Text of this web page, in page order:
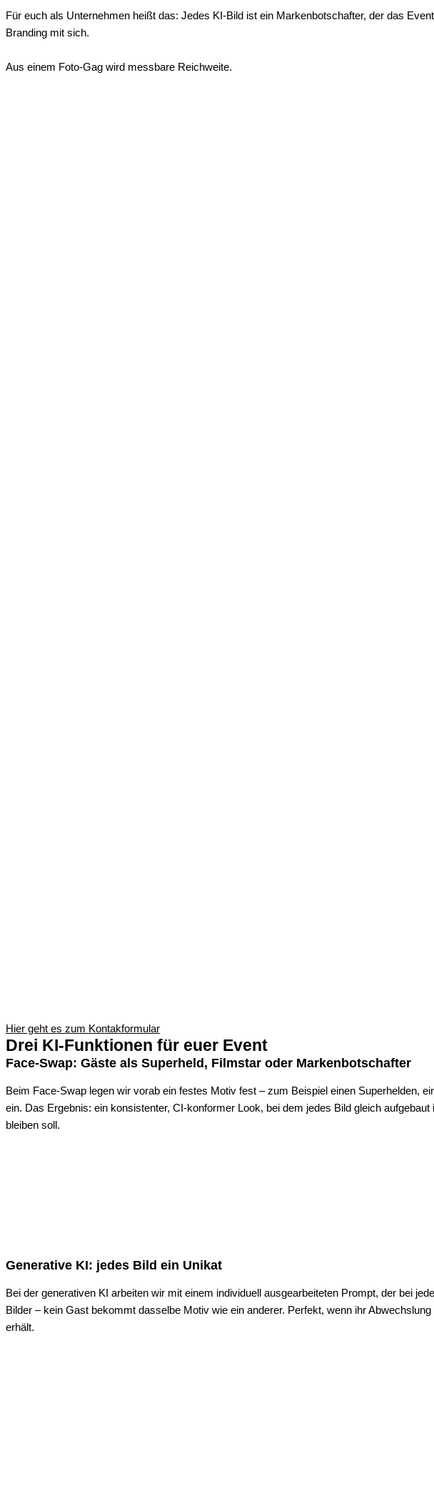
Für euch als Unternehmen heißt das: Jedes KI-Bild ist ein Markenbotschafter, der das
Branding mit sich.
Aus einem Foto-Gag wird messbare Reichweite.
Hier geht es zum Kontakformular
Drei KI-Funktionen für euer Event
Face-Swap: Gäste als Superheld, Filmstar oder Markenbotschafter
Beim Face-Swap legen wir vorab ein festes Motiv fest – zum Beispiel einen Superhelden,
ein. Das Ergebnis: ein konsistenter, CI-konformer Look, bei dem jedes Bild gleich
bleiben soll.
Generative KI: jedes Bild ein Unikat
Bei der generativen KI arbeiten wir mit einem individuell ausgearbeiteten Prompt, der bei
Bilder – kein Gast bekommt dasselbe Motiv wie ein anderer. Perfekt, wenn ihr
erhält.